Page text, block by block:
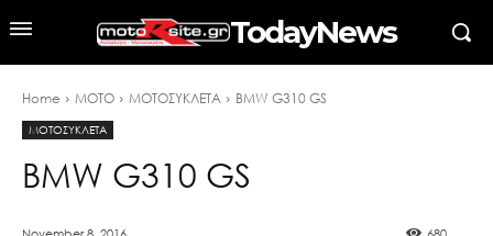
TodayNews
Home MOTO ΜΟΤΟΣΥΚΛΕΤΑ BMW G310 GS
ΜΟΤΟΣΥΚΛΕΤΑ
BMW G310 GS
November 8, 2016 680